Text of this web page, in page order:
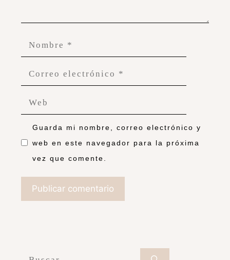
Guarda mi nombre, correo electrónico y
web en este navegador para la próxima
vez que comente.